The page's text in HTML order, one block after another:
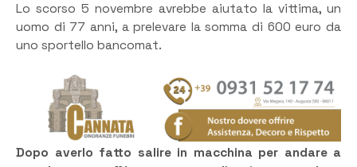
Lo scorso 5 novembre avrebbe aiutato la vittima, un
uomo di 77 anni, a prelevare la somma di 600 euro da
uno sportello bancomat.
Dopo averlo fatto salire in macchina per andare a